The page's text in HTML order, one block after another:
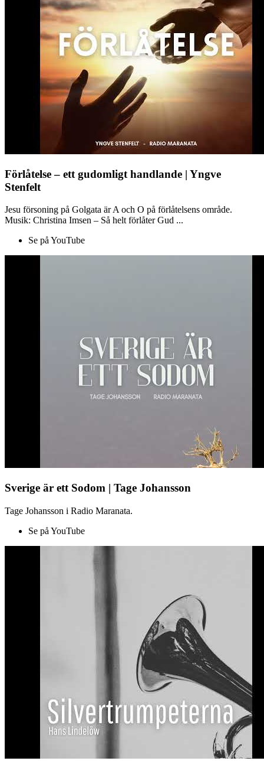
Förlåtelse – ett gudomligt handlande | Yngve
Stenfelt
Jesu försoning på Golgata är A och O på förlåtelsens område.
Musik: Christina Imsen – Så helt förlåter Gud ...
Se på YouTube
Sverige är ett Sodom | Tage Johansson
Tage Johansson i Radio Maranata.
Se på YouTube